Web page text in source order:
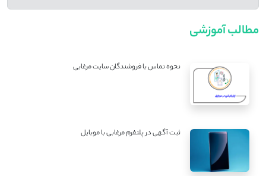
مطالب آموزشی
نحوه تماس با فروشندگان سایت مرغابی
ثبت آگهی در پلتفرم مرغابی با موبایل